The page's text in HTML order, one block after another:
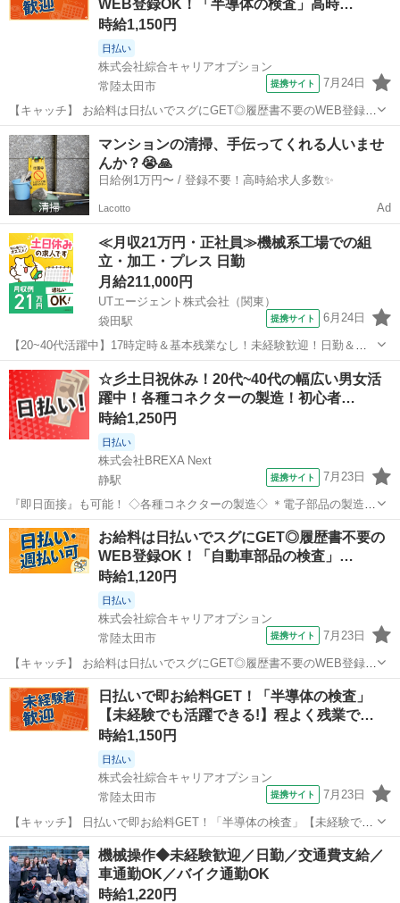
の食材（海苔など）の投入 な...WEB登録OK！「半導体の検査」高時…
時給1,150円
日払い
株式会社綜合キャリアオプション
常陸太田市
提携サイト 7月24日
【キャッチ】 お給料は日払いでスグにGET◎履歴書不要のWEB登録
OK！「半導体の検査」高時給1150円！袋田周辺！20代～40代のスタ
ッフが多数活躍中★ 【コメント】 製造のお仕事をお探しにおススメ♪
「未経験でも出来...
茨城 常陸太田市
マンションの清掃、手伝ってくれる人いませ
んか？😭🙏
日給例1万円〜 / 登録不要！高時給求人多数✨
Lacotto Ad
≪月収21万円・正社員≫機械系工場での組
立・加工・プレス 日勤
月給211,000円
UTエージェント株式会社（関東）
袋田駅
提携サイト 6月24日
【20~40代活躍中】17時定時＆基本残業なし！未経験歓迎！日勤＆土
日祝休み♪金属部品の製造オペレーター！《JHBY1-DC》 詳細情報 ＊
＊金属部品製造工場で機械オペレーター・検査など＊＊ ☆未経験
OK！ 小さな金属...
茨城 常陸太田市 袋田駅 その他
☆彡土日祝休み！20代~40代の幅広い男女活
躍中！各種コネクターの製造！初心者…
時給1,250円
日払い
株式会社BREXA Next
静駅
提携サイト 7月23日
『即日面接』も可能！ ◇各種コネクターの製造◇ ＊電子部品の製造工
場でのお仕事＊ 工場内で部品を作る資材や パーツの在庫管理を行いま
す！ ＼20代から40代の男女活躍中です！／ ・資材を指定された場所
まで運ぶ ・在庫数...
茨城 常陸太田市 静駅 工場
お給料は日払いでスグにGET◎履歴書不要の
WEB登録OK！「自動車部品の検査」…
時給1,120円
日払い
株式会社綜合キャリアオプション
常陸太田市
提携サイト 7月23日
【キャッチ】 お給料は日払いでスグにGET◎履歴書不要のWEB登録
OK！「自動車部品の検査」高時給1120円！袋田周辺！20代～40代の
スタッフが多数活躍中★ 【コメント】 製造のお仕事をお探しの方必
見！ 「経験ないけど...
茨城 常陸太田市 仕分け
日払いで即お給料GET！「半導体の検査」
【未経験でも活躍できる!】程よく残業で…
時給1,150円
日払い
株式会社綜合キャリアオプション
常陸太田市
提携サイト 7月23日
【キャッチ】 日払いで即お給料GET！「半導体の検査」【未経験でも
活躍できる!】程よく残業で収入にプラス♪ヘアカラーOK!少人数体制!
高時給1150円！ 【コメント】 弊社なら事前の職場見学が多数！お仕
事安心スタート★★ ...
茨城 常陸太田市 工場
機械操作◆未経験歓迎／日勤／交通費支給／
車通勤OK／バイク通勤OK
時給1,220円